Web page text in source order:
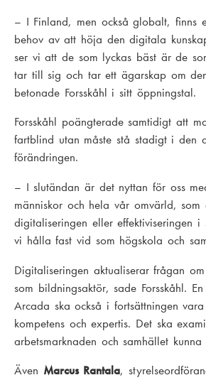
– I Finland, men också globalt, finns
behov av att höja den digitala
ser vi att de som lyckas bäst är de
tar till sig och tar ett ägarskap om
betonade Forsskåhl i sitt öppningstal.
Forsskåhl poängterade samtidigt att
fartblind utan måste stå stadigt i den
förändringen.
– I slutändan är det nyttan för oss
människor och hela vår omvärld,
digitaliseringen eller effektiviseringen
vi hålla fast vid som högskola och
Digitaliseringen aktualiserar frågan
som bildningsaktör, sade Forsskåhl.
Arcada ska också i fortsättningen
kompetens och expertis. Det ska
arbetsmarknaden och samhället
Även Marcus Rantala,